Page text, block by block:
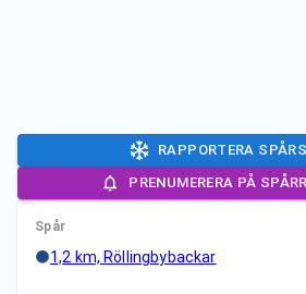
RAPPORTERA
PRENUMERERA PÅ
Spår
1,2 km, Röllingbybackar